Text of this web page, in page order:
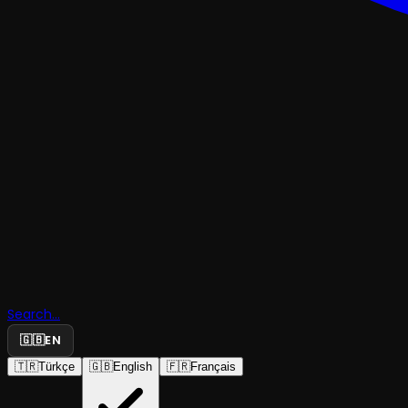
Search...
🇬🇧EN
🇹🇷Türkçe 🇬🇧English 🇫🇷Français
Fare